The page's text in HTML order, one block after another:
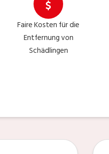
Faire Kosten für die
Entfernung von
Schädlingen